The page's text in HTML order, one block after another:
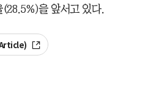
을 앞서고 있다.
Article)